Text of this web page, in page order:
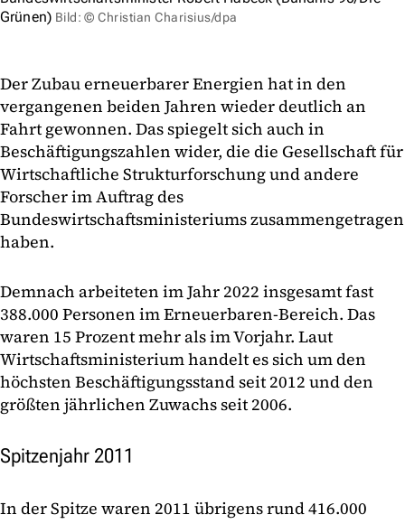
Grünen) Bild: © Christian Charisius/dpa
Der Zubau erneuerbarer Energien hat in den
vergangenen beiden Jahren wieder deutlich an
Fahrt gewonnen. Das spiegelt sich auch in
Beschäftigungszahlen wider, die die Gesellschaft für
Wirtschaftliche Strukturforschung und andere
Forscher im Auftrag des
Bundeswirtschaftsministeriums zusammengetragen
haben.
Demnach arbeiteten im Jahr 2022 insgesamt fast
388.000 Personen im Erneuerbaren-Bereich. Das
waren 15 Prozent mehr als im Vorjahr. Laut
Wirtschaftsministerium handelt es sich um den
höchsten Beschäftigungsstand seit 2012 und den
größten jährlichen Zuwachs seit 2006.
Spitzenjahr 2011
In der Spitze waren 2011 übrigens rund 416.000